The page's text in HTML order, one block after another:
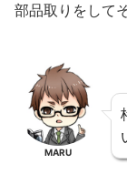
部品取りをして
MARU